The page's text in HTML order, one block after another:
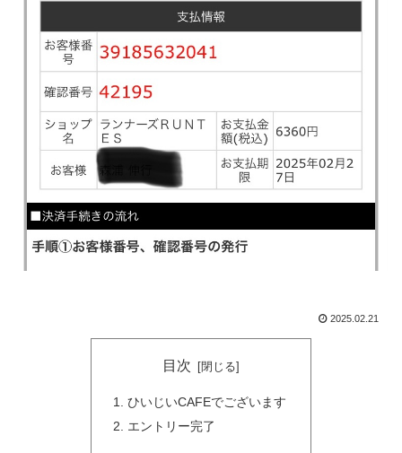
2025.02.21
目次
ひいじいCAFEでございます
エントリー完了